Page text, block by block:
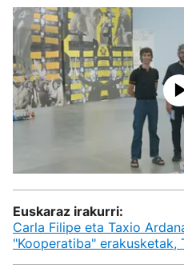
Euskaraz irakurri:
Carla Filipe eta Taxio
"Kooperatiba" erakusketak,